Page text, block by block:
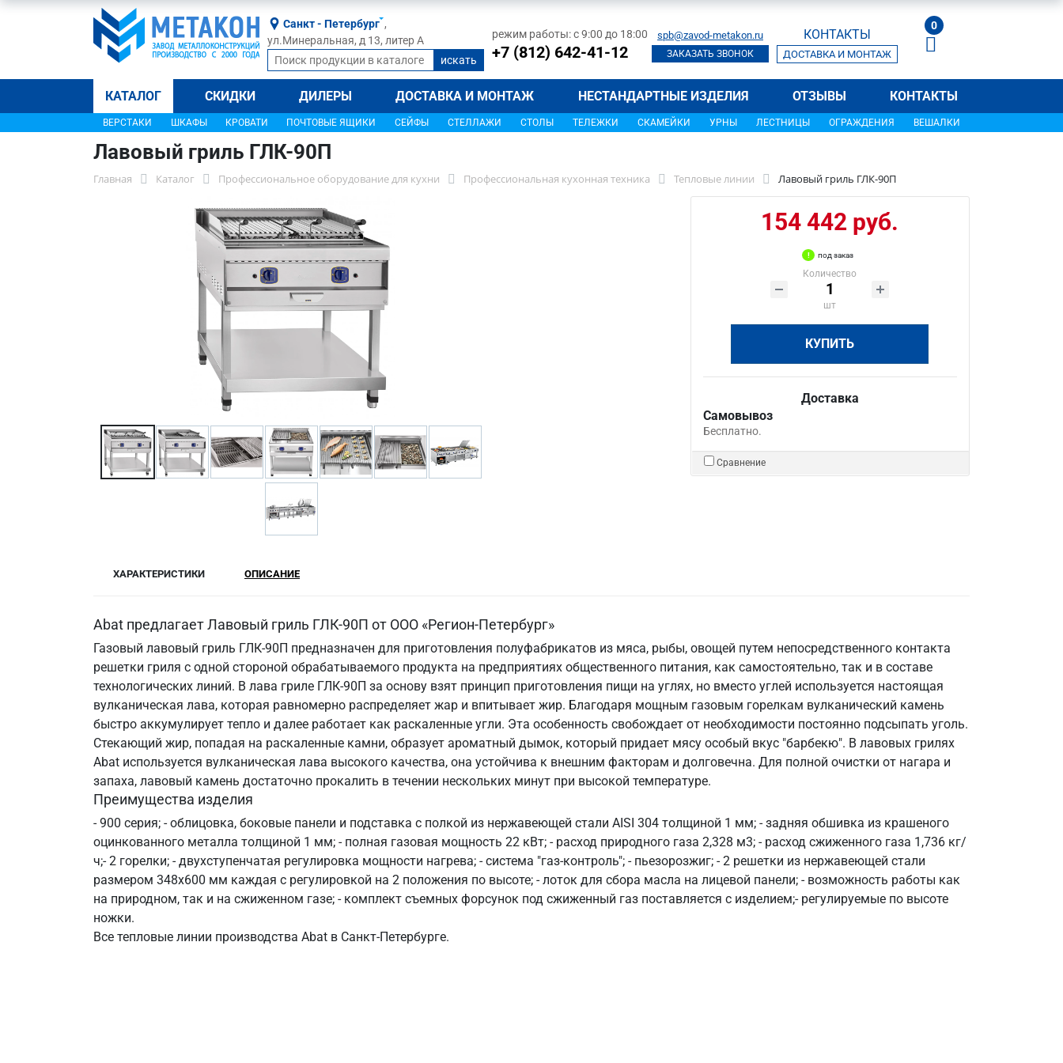
Санкт - Петербург ,
ул.Минеральная, д 13, литер А
режим работы: с 9:00 до 18:00
+7 (812) 642-41-12
spb@zavod-metakon.ru
ЗАКАЗАТЬ ЗВОНОК
КОНТАКТЫ
ДОСТАВКА И МОНТАЖ
0
КАТАЛОГ СКИДКИ ДИЛЕРЫ ДОСТАВКА И МОНТАЖ НЕСТАНДАРТНЫЕ ИЗДЕЛИЯ ОТЗЫВЫ КОНТАКТЫ
ВЕРСТАКИ ШКАФЫ КРОВАТИ ПОЧТОВЫЕ ЯЩИКИ СЕЙФЫ СТЕЛЛАЖИ СТОЛЫ ТЕЛЕЖКИ СКАМЕЙКИ УРНЫ ЛЕСТНИЦЫ ОГРАЖДЕНИЯ ВЕШАЛКИ
Лавовый гриль ГЛК-90П
Главная Каталог Профессиональное оборудование для кухни Профессиональная кухонная техника Тепловые линии Лавовый гриль ГЛК-90П
154 442 руб.
под заказ
Количество
шт
КУПИТЬ
Доставка
Самовывоз
Бесплатно.
Сравнение
ХАРАКТЕРИСТИКИ ОПИСАНИЕ
Abat предлагает Лавовый гриль ГЛК-90П от ООО «Регион-Петербург»
Газовый лавовый гриль ГЛК-90П предназначен для приготовления полуфабрикатов из мяса, рыбы, овощей путем непосредственного контакта
решетки гриля с одной стороной обрабатываемого продукта на предприятиях общественного питания, как самостоятельно, так и в составе
технологических линий. В лава гриле ГЛК-90П за основу взят принцип приготовления пищи на углях, но вместо углей используется настоящая
вулканическая лава, которая равномерно распределяет жар и впитывает жир. Благодаря мощным газовым горелкам вулканический камень
быстро аккумулирует тепло и далее работает как раскаленные угли. Эта особенность свобождает от необходимости постоянно подсыпать уголь.
Стекающий жир, попадая на раскаленные камни, образует ароматный дымок, который придает мясу особый вкус "барбекю". В лавовых грилях
Abat используется вулканическая лава высокого качества, она устойчива к внешним факторам и долговечна. Для полной очистки от нагара и
запаха, лавовый камень достаточно прокалить в течении нескольких минут при высокой температуре.
Преимущества изделия
- 900 серия; - облицовка, боковые панели и подставка с полкой из нержавеющей стали AISI 304 толщиной 1 мм; - задняя обшивка из крашеного
оцинкованного металла толщиной 1 мм; - полная газовая мощность 22 кВт; - расход природного газа 2,328 м3; - расход сжиженного газа 1,736 кг/
ч; ​- 2 горелки; - двухступенчатая регулировка мощности нагрева; - система "газ-контроль"; - пьезорозжиг; - 2 решетки из нержавеющей стали
размером 348х600 мм каждая с регулировкой на 2 положения по высоте; - лоток для сбора масла на лицевой панели; - возможность работы как
на природном, так и на сжиженном газе; - комплект съемных форсунок под сжиженный газ поставляется с изделием; ​- регулируемые по высоте
ножки.
Все тепловые линии производства Abat в Санкт‑Петербурге.